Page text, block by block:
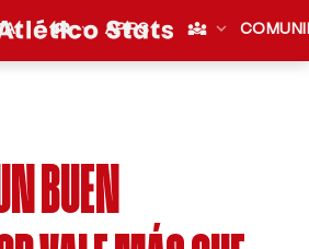
sports_esports expand_more APPS diversity_3 expand_more
BUEN